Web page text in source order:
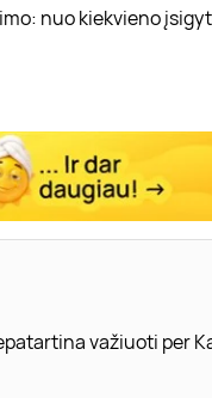
nuo kiekvieno
važiuoti per